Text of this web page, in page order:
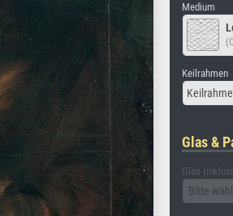
Medium
Keilrahmen
Glas &
Glas
Bitte